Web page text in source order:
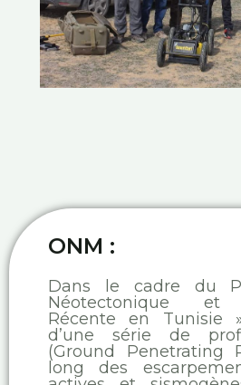
ONM :
Dans le cadre du
Néotectonique et
Récente en Tunisie
d’une série de
(Ground Penetrating
long des